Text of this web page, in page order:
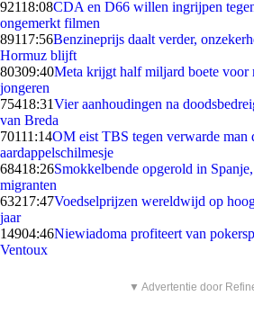
92118:08CDA en D66 willen ingrijpen
ongemerkt filmen
89117:56Benzineprijs daalt verder,
Hormuz blijft
80309:40Meta krijgt half miljard boete voor
jongeren
75418:31Vier aanhoudingen na
van Breda
70111:14OM eist TBS tegen verwarde man
aardappelschilmesje
68418:26Smokkelbende opgerold in
migranten
63217:47Voedselprijzen wereldwijd op
jaar
14904:46Niewiadoma profiteert van
Ventoux
▼ Advertentie door